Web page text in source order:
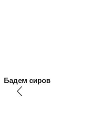
Бадем сиров